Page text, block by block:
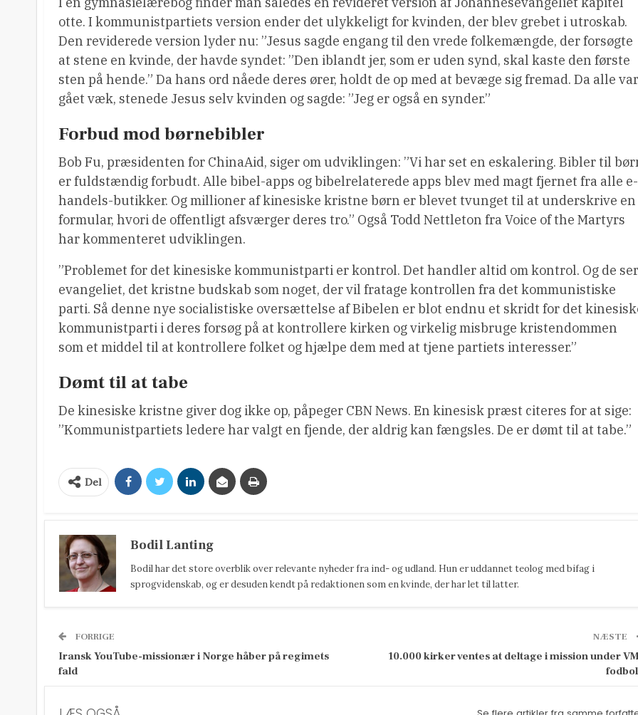
otte. I kommunistpartiets version ender det ulykkeligt for kvinden, der blev grebet i utroskab.
Den reviderede version lyder nu: ”Jesus sagde engang til den vrede folkemængde, der forsøgte
at stene en kvinde, der havde syndet: ”Den iblandt jer, som er uden synd, skal kaste den første
sten på hende.” Da hans ord nåede deres ører, holdt de op med at bevæge sig fremad. Da alle var
gået væk, stenede Jesus selv kvinden og sagde: ”Jeg er også en synder.”
Forbud mod børnebibler
Bob Fu, præsidenten for ChinaAid, siger om udviklingen: ”Vi har set en eskalering. Bibler til
er fuldstændig forbudt. Alle bibel-apps og bibelrelaterede apps blev med magt fjernet fra alle e-
handels-butikker. Og millioner af kinesiske kristne børn er blevet tvunget til at underskrive en
formular, hvori de offentligt afsværger deres tro.” Også Todd Nettleton fra Voice of the Martyrs
har kommenteret udviklingen.
”Problemet for det kinesiske kommunistparti er kontrol. Det handler altid om kontrol. Og de ser
evangeliet, det kristne budskab som noget, der vil fratage kontrollen fra det kommunistiske
parti. Så denne nye socialistiske oversættelse af Bibelen er blot endnu et skridt for det
kommunistparti i deres forsøg på at kontrollere kirken og virkelig misbruge kristendommen
som et middel til at kontrollere folket og hjælpe dem med at tjene partiets interesser.”
Dømt til at tabe
De kinesiske kristne giver dog ikke op, påpeger CBN News. En kinesisk præst citeres for at sige:
”Kommunistpartiets ledere har valgt en fjende, der aldrig kan fængsles. De er dømt til at tabe.”
Del
Bodil Lanting
Bodil har det store overblik over relevante nyheder fra ind- og udland. Hun er uddannet teolog med bifag i
sprogvidenskab, og er desuden kendt på redaktionen som en kvinde, der har let til latter.
FORRIGE
Iransk YouTube-missionær i Norge håber på regimets
fald
NÆSTE
10.000 kirker ventes at deltage i mission under